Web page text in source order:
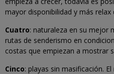
mayor disponibilidad y más relax
Cuatro: naturaleza en su mejor
rutas de senderismo en
costas que empiezan a mostrar
Cinco: playas sin masificación.